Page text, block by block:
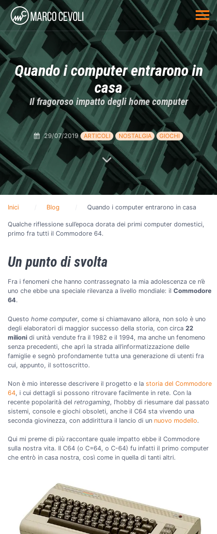
Quando i computer entrarono in
casa
Il fragoroso impatto degli home computer
29/07/2019 ARTICOLI NOSTALGIA GIOCHI
Inici Blog Quando i computer entrarono in casa
Qualche riflessione sull’epoca dorata dei primi computer domestici,
primo fra tutti il Commodore 64.
Un punto di svolta
Fra i fenomeni che hanno contrassegnato la mia adolescenza ce n’è
uno che ebbe una speciale rilevanza a livello mondiale: il Commodore
64.
Questo home computer, come si chiamavano allora, non solo è uno
degli elaboratori di maggior successo della storia, con circa 22
milioni di unità vendute fra il 1982 e il 1994, ma anche un fenomeno
senza precedenti, che aprì la strada all’informatizzazione delle
famiglie e segnò profondamente tutta una generazione di utenti fra
cui, appunto, il sottoscritto.
Non è mio interesse descrivere il progetto e la storia del Commodore
64, i cui dettagli si possono ritrovare facilmente in rete. Con la
recente popolarità del retrogaming, l’hobby di riesumare dal passato
sistemi, console e giochi obsoleti, anche il C64 sta vivendo una
seconda giovinezza, con addirittura il lancio di un nuovo modello.
Qui mi preme di più raccontare quale impatto ebbe il Commodore
sulla nostra vita. Il C64 (o C=64, o C-64) fu infatti il primo computer
che entrò in casa nostra, così come in quella di tanti altri.